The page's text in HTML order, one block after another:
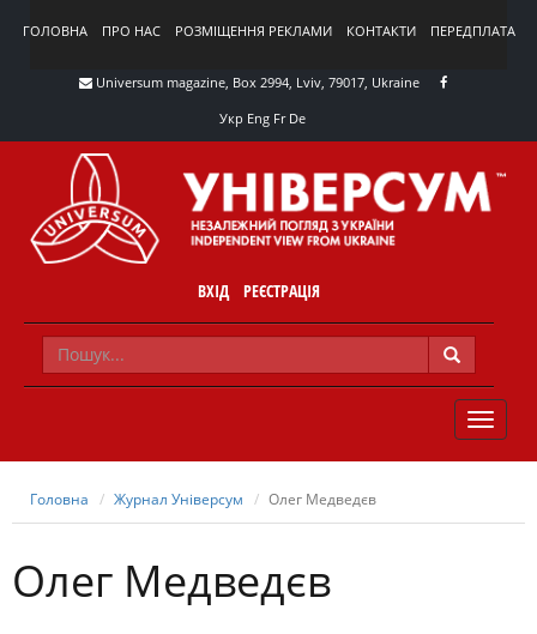
ГОЛОВНА ПРО НАС РОЗМІЩЕННЯ РЕКЛАМИ КОНТАКТИ ПЕРЕДПЛАТА
Universum magazine, Box 2994, Lviv, 79017, Ukraine
Укр Eng Fr De
ВХІД РЕЄСТРАЦІЯ
TOGGLE
Головна Журнал Універсум Олег Медведєв
Олег Медведєв